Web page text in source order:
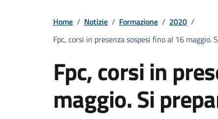
Home / Notizie / Formazione / 2020 /
Fpc, corsi in presenza sospesi fino al 16 maggio.
Fpc, corsi in
maggio. Si